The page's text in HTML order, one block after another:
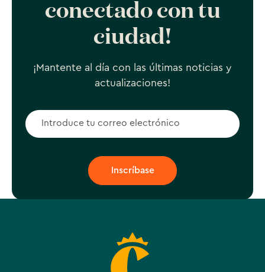
conectado con tu
ciudad!
¡Mantente al día con las últimas noticias y
actualizaciones!